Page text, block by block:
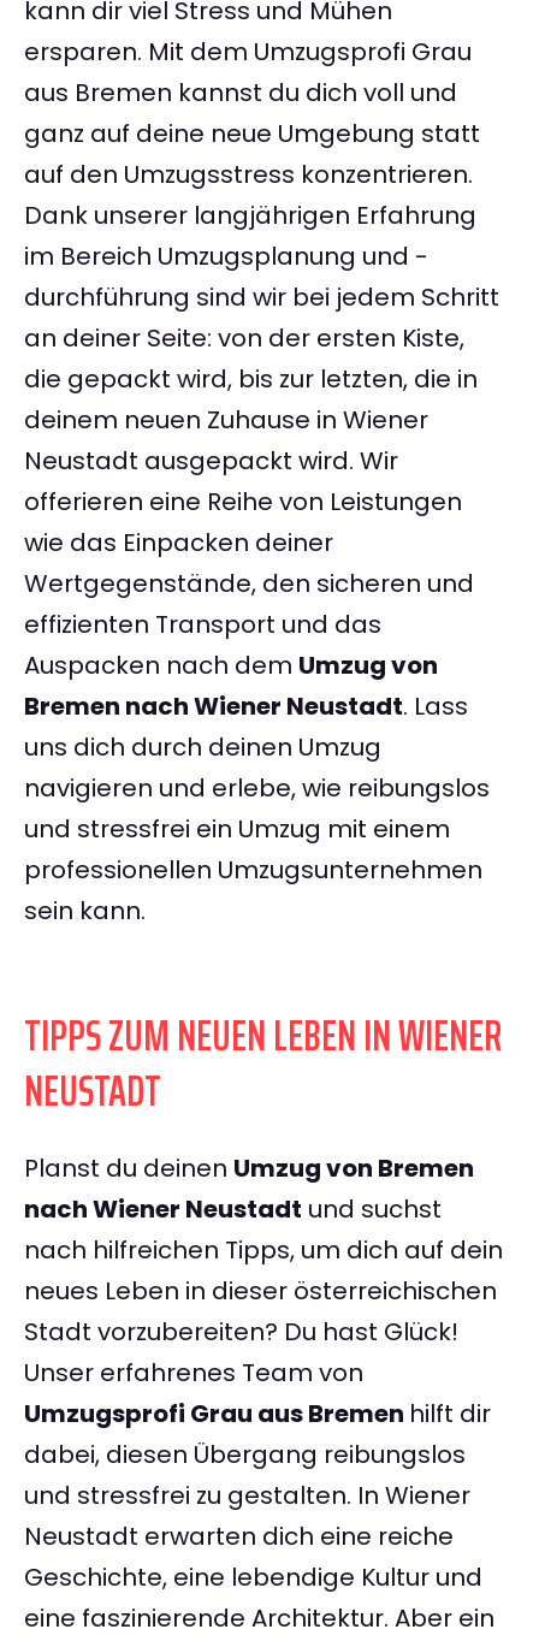
kann dir viel Stress und Mühen
ersparen. Mit dem Umzugsprofi Grau
aus Bremen kannst du dich voll und
ganz auf deine neue Umgebung statt
auf den Umzugsstress konzentrieren.
Dank unserer langjährigen Erfahrung
im Bereich Umzugsplanung und -
durchführung sind wir bei jedem Schritt
an deiner Seite: von der ersten Kiste,
die gepackt wird, bis zur letzten, die in
deinem neuen Zuhause in Wiener
Neustadt ausgepackt wird. Wir
offerieren eine Reihe von Leistungen
wie das Einpacken deiner
Wertgegenstände, den sicheren und
effizienten Transport und das
Auspacken nach dem Umzug von
Bremen nach Wiener Neustadt. Lass
uns dich durch deinen Umzug
navigieren und erlebe, wie reibungslos
und stressfrei ein Umzug mit einem
professionellen Umzugsunternehmen
sein kann.
TIPPS ZUM NEUEN LEBEN IN WIENER
NEUSTADT
Planst du deinen Umzug von Bremen
nach Wiener Neustadt und suchst
nach hilfreichen Tipps, um dich auf dein
neues Leben in dieser österreichischen
Stadt vorzubereiten? Du hast Glück!
Unser erfahrenes Team von
Umzugsprofi Grau aus Bremen hilft dir
dabei, diesen Übergang reibungslos
und stressfrei zu gestalten. In Wiener
Neustadt erwarten dich eine reiche
Geschichte, eine lebendige Kultur und
eine faszinierende Architektur. Aber ein